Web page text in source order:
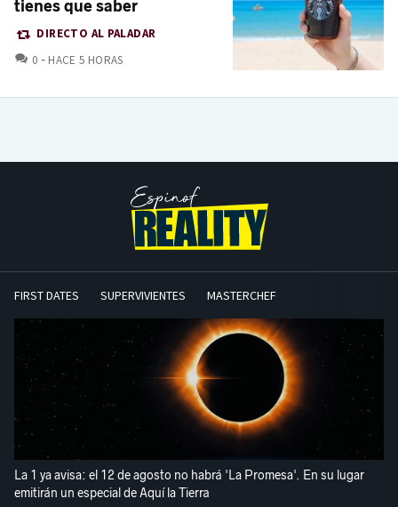
tienes que saber
DIRECTO AL PALADAR
0 COMENTARIOS
HACE 5 HORAS
FIRST DATES SUPERVIVIENTES MASTERCHEF
La 1 ya avisa: el 12 de agosto no habrá 'La Promesa'. En su lugar
emitirán un especial de Aquí la Tierra